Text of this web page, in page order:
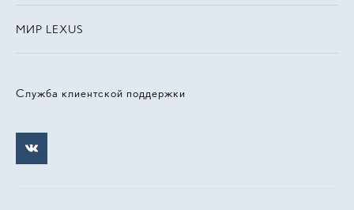
Служба клиентской поддержки
МИР LEXUS